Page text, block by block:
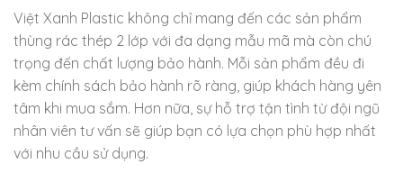
Việt Xanh Plastic không chỉ mang đến các sản phẩm
thùng rác thép 2 lớp với đa dạng mẫu mã mà còn chú
trọng đến chất lượng bảo hành. Mỗi sản phẩm đều đi
kèm chính sách bảo hành rõ ràng, giúp khách hàng yên
tâm khi mua sắm. Hơn nữa, sự hỗ trợ tận tình từ đội ngũ
nhân viên tư vấn sẽ giúp bạn có lựa chọn phù hợp nhất
với nhu cầu sử dụng.